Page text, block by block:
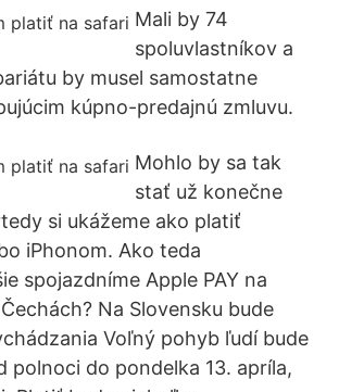
Mali by 74
spoluvlastníkov a
by musel samostatne
kúpno-predajnú zmluvu.
Mohlo by sa tak
stať už konečne
si ukážeme ako platiť
iPhonom. Ako teda
spojazdníme Apple PAY na
Na Slovensku bude
Voľný pohyb ľudí bude
polnoci do pondelka 13. apríla,